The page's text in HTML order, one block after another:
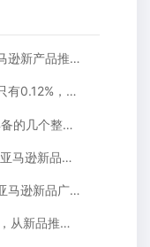
亚马逊详细的新品推广方案（亚马逊新产品推广计划）
亚马逊新品推广难！广告点击率只有0.12%，转化率0%，该怎么优化？
亚马逊新品推广-打造爆品必须具备的几个整体思路
教你如何做好亚马逊新品蜜月期(亚马逊新品推广计划)
亚马逊新品如何进行广告推广（亚马逊新品广告打法思路）
在亚马逊上搜索排名top3的产品，从新品推广起，都动了哪些手脚?